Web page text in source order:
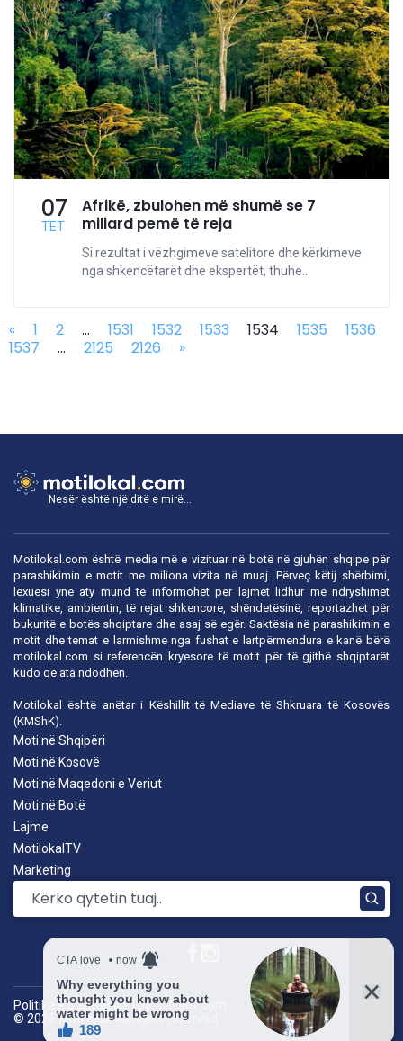
07
TET
Afrikë, zbulohen më shumë se 7
miliard pemë të reja
Si rezultat i vëzhgimeve satelitore dhe kërkimeve
nga shkencëtarët dhe ekspertët, thuhe...
« 1 2 ... 1531 1532 1533 1534 1535
1536
1537
... 2125 2126 »
Nesër është një ditë e mirë...
Motilokal.com është media më e vizituar në botë në gjuhën shqipe për
parashikimin e motit me miliona vizita në muaj. Përveç këtij shërbimi,
lexuesi ynë aty mund të informohet për lajmet lidhur me ndryshimet
klimatike, ambientin, të rejat shkencore, shëndetësinë, reportazhet për
bukuritë e botës shqiptare dhe asaj së egër. Saktësia në parashikimin e
motit dhe temat e larmishme nga fushat e lartpërmendura e kanë bërë
motilokal.com si referencën kryesore të motit për të gjithë shqiptarët
kudo që ata ndodhen.
Motilokal është anëtar i Këshillit të Mediave të Shkruara të Kosovës
(KMShK).
Moti në Shqipëri
Moti në Kosovë
Moti në Maqedoni e Veriut
Moti në Botë
Lajme
MotilokalTV
Marketing
© 2026 Motilokal. All rights reserved
Politika e privatësisë| by: TROKIT.com